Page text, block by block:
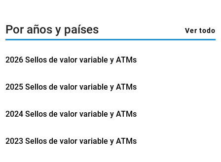
Por años y países Ver todo
2026 Sellos de valor variable y ATMs
2025 Sellos de valor variable y ATMs
2024 Sellos de valor variable y ATMs
2023 Sellos de valor variable y ATMs